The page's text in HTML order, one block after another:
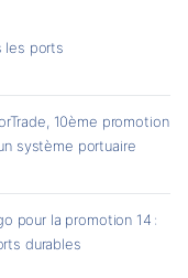
les ports
10ème promotion
système portuaire
pour la promotion 14 :
durables